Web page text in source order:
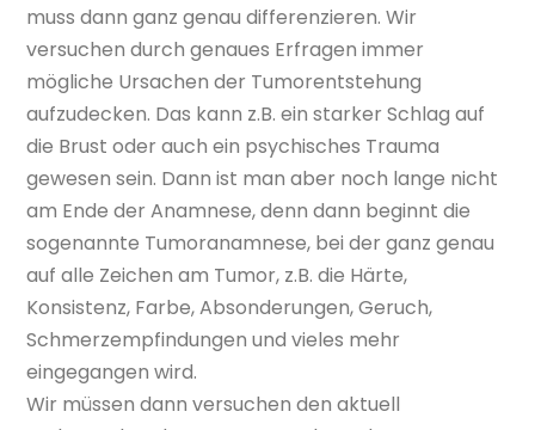
muss dann ganz genau differenzieren. Wir
versuchen durch genaues Erfragen immer
mögliche Ursachen der Tumorentstehung
aufzudecken. Das kann z.B. ein starker Schlag auf
die Brust oder auch ein psychisches Trauma
gewesen sein. Dann ist man aber noch lange nicht
am Ende der Anamnese, denn dann beginnt die
sogenannte Tumoranamnese, bei der ganz genau
auf alle Zeichen am Tumor, z.B. die Härte,
Konsistenz, Farbe, Absonderungen, Geruch,
Schmerzempfindungen und vieles mehr
eingegangen wird.
Wir müssen dann versuchen den aktuell